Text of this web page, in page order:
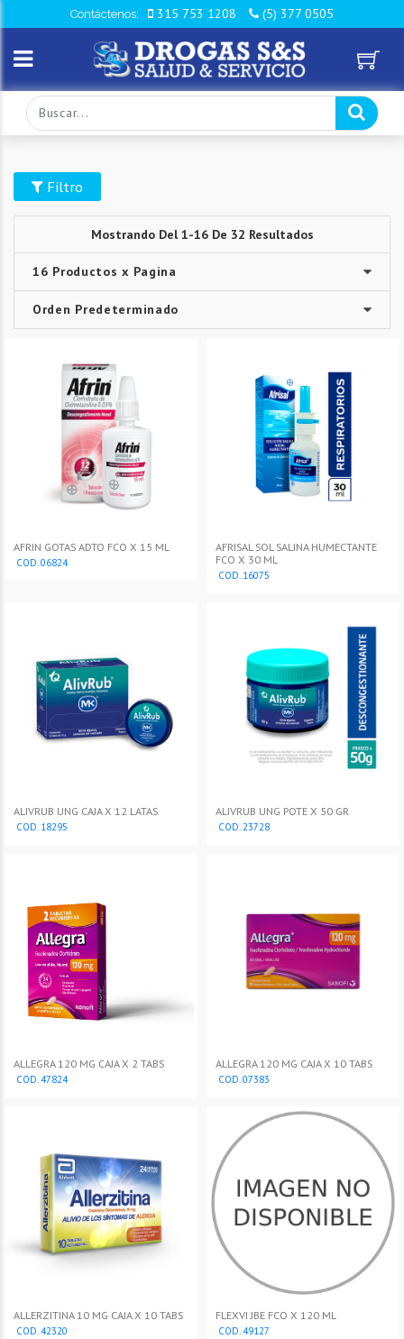
Contáctenos: 315 753 1208 (5) 377 0505
Filtro
Mostrando Del 1-16 De 32 Resultados
AFRIN GOTAS ADTO FCO X 15 ML
COD. 06824
AFRISAL SOL SALINA HUMECTANTE
FCO X 30 ML
COD. 16075
ALIVRUB UNG CAJA X 12 LATAS
COD. 18295
ALIVRUB UNG POTE X 50 GR
COD. 23728
ALLEGRA 120 MG CAJA X 2 TABS
COD. 47824
ALLEGRA 120 MG CAJA X 10 TABS
COD. 07383
ALLERZITINA 10 MG CAJA X 10 TABS
COD. 42320
FLEXVI JBE FCO X 120 ML
COD. 49127